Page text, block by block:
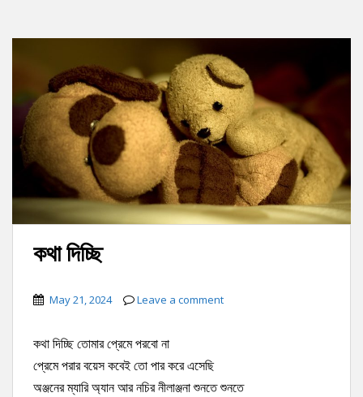
কথা দিচ্ছি
May 21, 2024 Leave a comment
কথা দিচ্ছি তোমার প্রেমে পরবো না
প্রেমে পরার বয়েস কবেই তো পার করে এসেছি
অঞ্জনের ম্যারি অ্যান আর নচির নীলাঞ্জনা শুনতে শুনতে